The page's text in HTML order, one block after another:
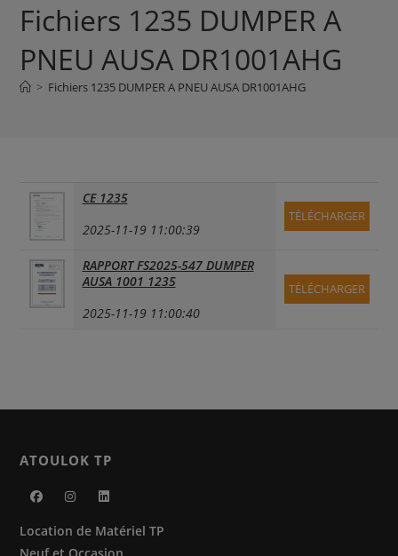
Fichiers 1235 DUMPER A
PNEU AUSA DR1001AHG
> Fichiers 1235 DUMPER A PNEU AUSA DR1001AHG
CE 1235
2025-11-19 11:00:39
TÉLÉCHARGER
RAPPORT FS2025-547 DUMPER
AUSA 1001 1235
2025-11-19 11:00:40
TÉLÉCHARGER
ATOULOK TP
dans dans dans
Location de Matériel TP